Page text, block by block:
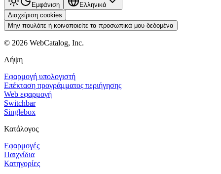
Εμφάνιση
Ελληνικά
Διαχείριση cookies
Μην πουλάτε ή κοινοποιείτε τα προσωπικά μου δεδομένα
© 2026 WebCatalog, Inc.
Λήψη
Εφαρμογή υπολογιστή
Επέκταση προγράμματος περιήγησης
Web εφαρμογή
Switchbar
Singlebox
Κατάλογος
Εφαρμογές
Παιχνίδια
Κατηγορίες